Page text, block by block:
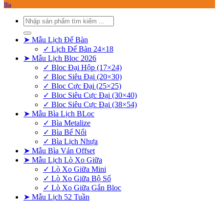
Bìa
Tìm
kiếm:
➤ Mẫu Lịch Để Bàn
✓ Lịch Để Bàn 24×18
➤ Mẫu Lịch Bloc 2026
✓ Bloc Đại Hộp (17×24)
✓ Bloc Siêu Đại (20×30)
✓ Bloc Cực Đại (25×25)
✓ Bloc Siêu Cực Đại (30×40)
✓ Bloc Siêu Cực Đại (38×54)
➤ Mẫu Bìa Lịch BLoc
✓ Bìa Metalize
✓ Bìa Bế Nổi
✓ Bìa Lịch Nhựa
➤ Mẫu Bìa Ván Offset
➤ Mẫu Lịch Lò Xo Giữa
✓ Lò Xo Giữa Mini
✓ Lò Xo Giữa Bộ Số
✓ Lò Xo Giữa Gắn Bloc
➤ Mẫu Lịch 52 Tuần